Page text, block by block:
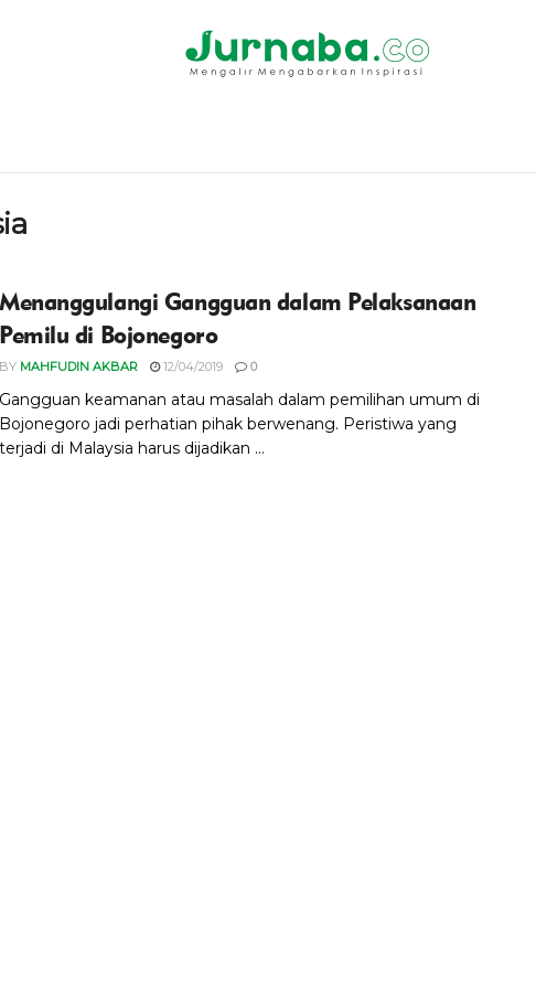
Menanggulangi Gangguan dalam Pelaksanaan
Pemilu di Bojonegoro
BY MAHFUDIN AKBAR 12/04/2019 0
Gangguan keamanan atau masalah dalam pemilihan umum di
Bojonegoro jadi perhatian pihak berwenang. Peristiwa yang
terjadi di Malaysia harus dijadikan ...